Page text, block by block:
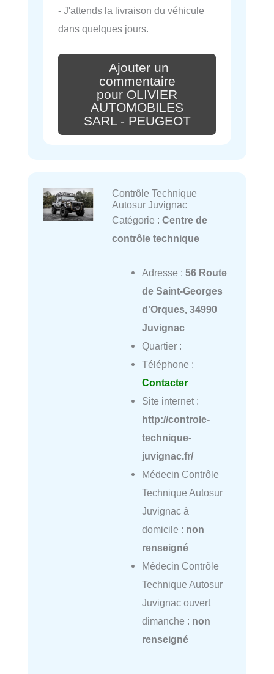
- J'attends la livraison du véhicule
dans quelques jours.
Ajouter un
commentaire
pour OLIVIER
AUTOMOBILES
SARL - PEUGEOT
Contrôle Technique
Autosur Juvignac
Catégorie : Centre de
contrôle technique
Adresse : 56 Route
de Saint-Georges
d'Orques, 34990
Juvignac
Quartier :
Téléphone :
Contacter
Site internet :
http://controle-
technique-
juvignac.fr/
Médecin Contrôle
Technique Autosur
Juvignac à
domicile : non
renseigné
Médecin Contrôle
Technique Autosur
Juvignac ouvert
dimanche : non
renseigné